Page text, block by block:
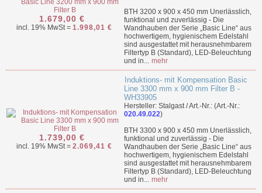
1.679,00 €
incl. 19% MwSt = 1.998,01 €
BTH 3200 x 900 x 450 mm Unerlässlich,
funktional und zuverlässig - Die
Wandhauben der Serie „Basic Line“ aus
hochwertigem, hygienischem Edelstahl
sind ausgestattet mit herausnehmbarem
Filtertyp B (Standard), LED-Beleuchtung
und in... mehr
1.739,00 €
incl. 19% MwSt = 2.069,41 €
Induktions- mit Kompensation Basic
Line 3300 mm x 900 mm Filter B -
WH33905
Hersteller: Stalgast / Art.-Nr.: (Art.-Nr.:
020.49.022)
BTH 3300 x 900 x 450 mm Unerlässlich,
funktional und zuverlässig - Die
Wandhauben der Serie „Basic Line“ aus
hochwertigem, hygienischem Edelstahl
sind ausgestattet mit herausnehmbarem
Filtertyp B (Standard), LED-Beleuchtung
und in... mehr